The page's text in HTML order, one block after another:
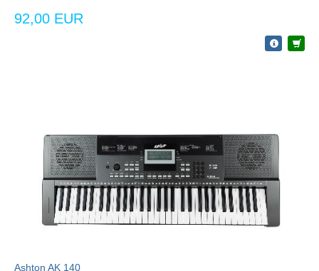
92,00 EUR
Ashton AK 140